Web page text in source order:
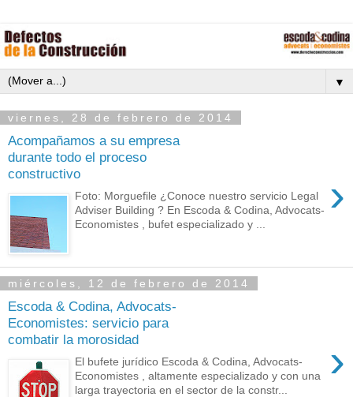
▼
viernes, 28 de febrero de 2014
Acompañamos a su empresa
durante todo el proceso
constructivo
›
Foto: Morguefile ¿Conoce nuestro servicio Legal
Adviser Building ? En Escoda & Codina, Advocats-
Economistes , bufet especializado y ...
miércoles, 12 de febrero de 2014
Escoda & Codina, Advocats-
Economistes: servicio para
combatir la morosidad
›
El bufete jurídico Escoda & Codina, Advocats-
Economistes , altamente especializado y con una
larga trayectoria en el sector de la constr...